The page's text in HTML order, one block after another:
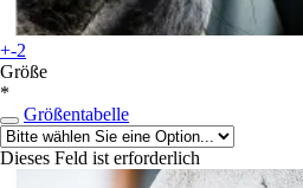
+-2
Größe
*
Größentabelle
Dieses Feld ist erforderlich